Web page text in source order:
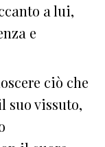
a lui,
e
ciò che
suo vissuto,